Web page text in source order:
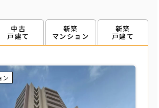
中古
戸建て
新築
マンション
新築
戸建て
ン